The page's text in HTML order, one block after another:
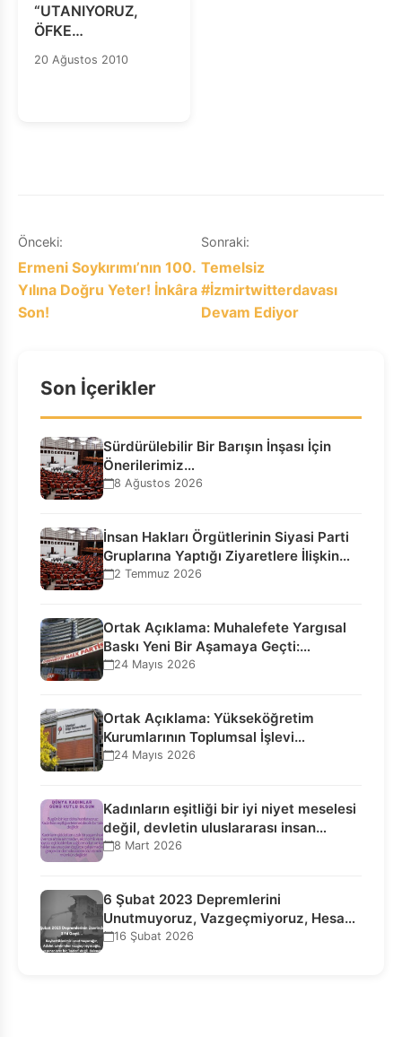
“UTANIYORUZ,
ÖFKE
DUYUYORUZ!”
20 Ağustos 2010
Yazı
gezinmesi
Önceki:
Ermeni Soykırımı’nın 100.
Yılına Doğru Yeter! İnkâra
Son!
Sonraki:
Temelsiz
#İzmirtwitterdavası
Devam Ediyor
Son İçerikler
Sürdürülebilir Bir Barışın İnşası İçin
Önerilerimiz…
8 Ağustos 2026
İnsan Hakları Örgütlerinin Siyasi Parti
Gruplarına Yaptığı Ziyaretlere İlişkin
Bilgilendirme…
2 Temmuz 2026
Ortak Açıklama: Muhalefete Yargısal
Baskı Yeni Bir Aşamaya Geçti:
Seçilmiş…
24 Mayıs 2026
Ortak Açıklama: Yükseköğretim
Kurumlarının Toplumsal İşlevi
Kurucularının Ticari Akıbetine
24 Mayıs 2026
Kadınların eşitliği bir iyi niyet meselesi
değil, devletin uluslararası insan…
8 Mart 2026
6 Şubat 2023 Depremlerini
Unutmuyoruz, Vazgeçmiyoruz, Hesap
Sorulmasını İstiyoruz!
16 Şubat 2026